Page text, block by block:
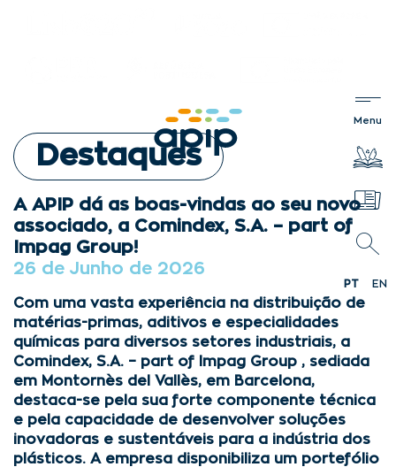
PT EN
Destaques
A APIP dá as boas-vindas ao seu novo
associado, a Comindex, S.A. – part of
Impag Group!
26 de Junho de 2026
Com uma vasta experiência na distribuição de
matérias-primas, aditivos e especialidades
químicas para diversos setores industriais, a
Comindex, S.A. – part of Impag Group , sediada
em Montornès del Vallès, em Barcelona,
destaca-se pela sua forte componente técnica
e pela capacidade de desenvolver soluções
inovadoras e sustentáveis para a indústria dos
plásticos. A empresa disponibiliza um portefólio